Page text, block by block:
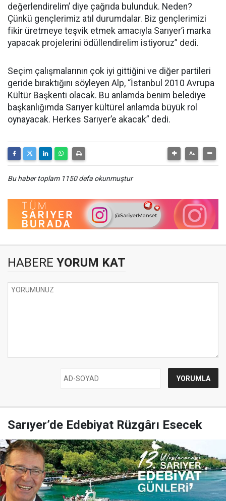
değerlendirelim’ diye çağrıda bulunduk. Neden?
Çünkü gençlerimiz atıl durumdalar. Biz gençlerimizi
fikir üretmeye teşvik etmek amacıyla Sarıyer’i marka
yapacak projelerini ödüllendirelim istiyoruz” dedi.
Seçim çalışmalarının çok iyi gittiğini ve diğer partileri
geride bıraktığını söyleyen Alp, “İstanbul 2010 Avrupa
Kültür Başkenti olacak. Bu anlamda benim belediye
başkanlığımda Sarıyer kültürel anlamda büyük rol
oynayacak. Herkes Sarıyer’e akacak” dedi.
Bu haber toplam 1150 defa okunmuştur
HABERE YORUM KAT
Sarıyer’de Edebiyat Rüzgârı Esecek